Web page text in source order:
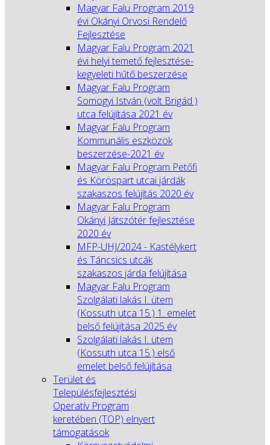
Magyar Falu Program 2019
évi Okányi Orvosi Rendelő
Fejlesztése
Magyar Falu Program 2021
évi helyi temető fejlesztése-
kegyeleti hűtő beszerzése
Magyar Falu Program
Somogyi István (volt Brigád )
utca felújítása 2021 év
Magyar Falu Program
Kommunális eszközök
beszerzése-2021 év
Magyar Falu Program Petőfi
és Köröspart utcai járdák
szakaszos felújítás 2020 év
Magyar Falu Program
Okányi Játszótér fejlesztése
2020 év
MFP-UHJ/2024 - Kastélykert
és Táncsics utcák
szakaszos járda felújítása
Magyar Falu Program
Szolgálati lakás I. ütem
(Kossuth utca 15.) 1. emelet
belső felújítása 2025 év
Szolgálati lakás I. ütem
(Kossuth utca 15.) első
emelet belső felújítása
Terület és
Településfejlesztési
Operatív Program
keretében (TOP) elnyert
támogatások